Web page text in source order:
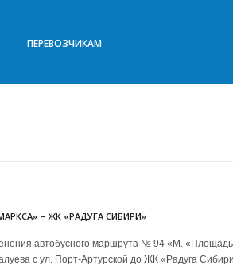
ПЕРЕВОЗЧИКАМ
– ЖК «РАДУГА СИБИРИ»
автобусного маршрута № 94 «М. «Площадь
с ул. Порт-Артурской до ЖК «Радуга